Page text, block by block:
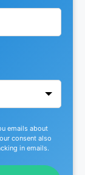
emails about
consent also
in emails.